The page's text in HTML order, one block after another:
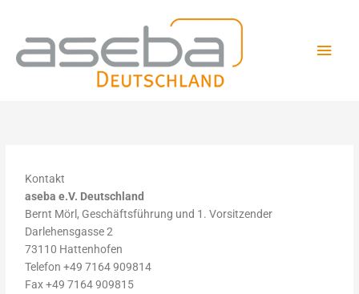
springen
Kontakt
aseba e.V. Deutschland
Bernt Mörl, Geschäftsführung und 1. Vorsitzender
Darlehensgasse 2
73110 Hattenhofen
Telefon +49 7164 909814
Fax +49 7164 909815